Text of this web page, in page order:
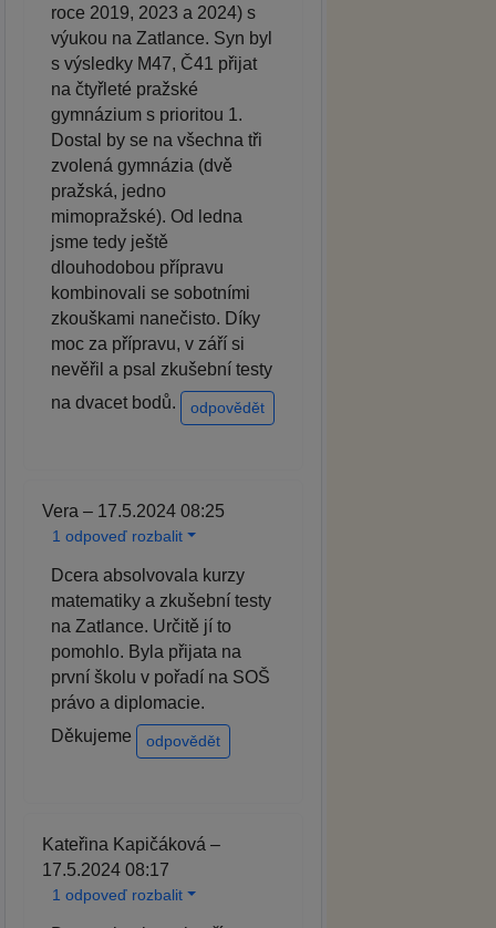
roce 2019, 2023 a 2024) s
výukou na Zatlance. Syn byl
s výsledky M47, Č41 přijat
na čtyřleté pražské
gymnázium s prioritou 1.
Dostal by se na všechna tři
zvolená gymnázia (dvě
pražská, jedno
mimopražské). Od ledna
jsme tedy ještě
dlouhodobou přípravu
kombinovali se sobotními
zkouškami nanečisto. Díky
moc za přípravu, v září si
nevěřil a psal zkušební testy
na dvacet bodů.
odpovědět
Vera – 17.5.2024 08:25
1 odpoveď rozbalit
Dcera absolvovala kurzy
matematiky a zkušební testy
na Zatlance. Určitě jí to
pomohlo. Byla přijata na
první školu v pořadí na SOŠ
právo a diplomacie.
Děkujeme
odpovědět
Kateřina Kapičáková –
17.5.2024 08:17
1 odpoveď rozbalit